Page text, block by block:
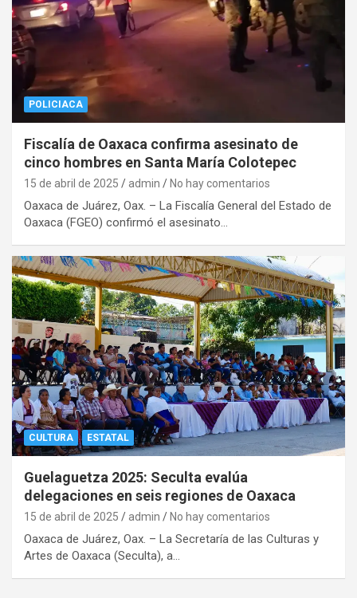
POLICIACA
Fiscalía de Oaxaca confirma asesinato de
cinco hombres en Santa María Colotepec
15 de abril de 2025 admin No hay comentarios
Oaxaca de Juárez, Oax. – La Fiscalía General del Estado de
Oaxaca (FGEO) confirmó el asesinato…
CULTURA ESTATAL
Guelaguetza 2025: Seculta evalúa
delegaciones en seis regiones de Oaxaca
15 de abril de 2025 admin No hay comentarios
Oaxaca de Juárez, Oax. – La Secretaría de las Culturas y
Artes de Oaxaca (Seculta), a…